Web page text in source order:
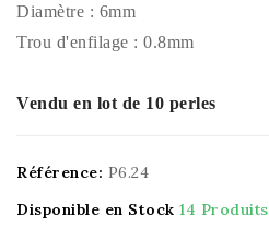
Diamètre : 6mm
Trou d'enfilage : 0.8mm
Vendu en lot de 10 perles
Référence: P6.24
Disponible en Stock 14 Produits